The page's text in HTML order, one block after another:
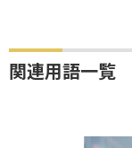
関連用語一覧